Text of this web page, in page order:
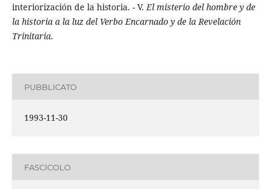
interiorización de la historia. - V.El misterio del hombre y de
la historia a la luz del Verbo Encarnado y de la Revelación
Trinitaria.
PUBBLICATO
1993-11-30
FASCICOLO